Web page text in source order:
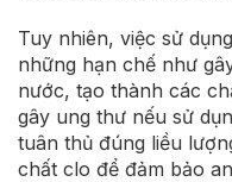
Tuy nhiên, việc sử
những hạn chế như
nước, tạo thành các
gây ung thư nếu sử
tuân thủ đúng liều
chất clo để đảm bảo